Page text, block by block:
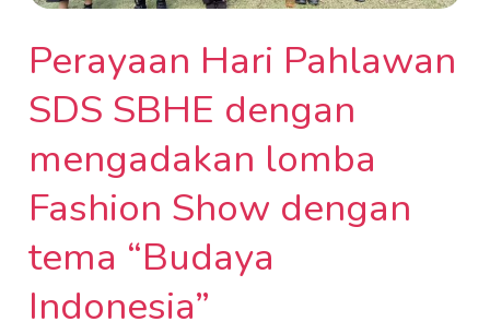
Perayaan Hari Pahlawan
SDS SBHE dengan
mengadakan lomba
Fashion Show dengan
tema “Budaya
Indonesia”
Show
tema
Indonesia”